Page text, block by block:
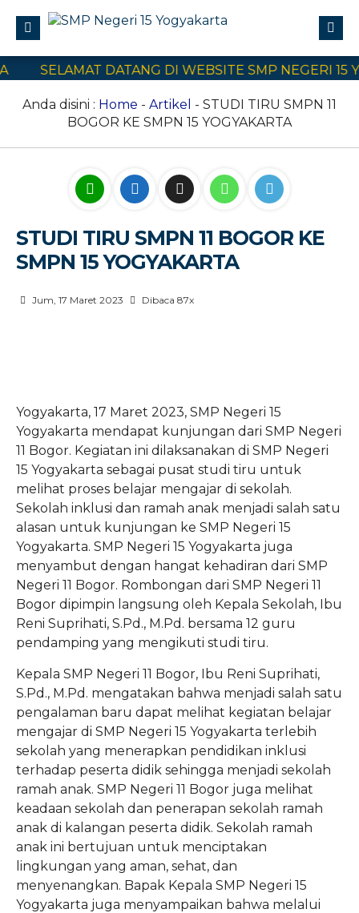
Profile
Civitas Akademika
SELAMAT DATANG DI WEBSITE SMP NEGERI 15
Anda disini : Home - Artikel - STUDI TIRU SMPN 11
BOGOR KE SMPN 15 YOGYAKARTA
STUDI TIRU SMPN 11 BOGOR KE
SMPN 15 YOGYAKARTA
Jum, 17 Maret 2023 Dibaca 87x
Yogyakarta, 17 Maret 2023, SMP Negeri 15
Yogyakarta mendapat kunjungan dari SMP Negeri
11 Bogor. Kegiatan ini dilaksanakan di SMP Negeri
15 Yogyakarta sebagai pusat studi tiru untuk
melihat proses belajar mengajar di sekolah.
Sekolah inklusi dan ramah anak menjadi salah satu
alasan untuk kunjungan ke SMP Negeri 15
Yogyakarta. SMP Negeri 15 Yogyakarta juga
menyambut dengan hangat kehadiran dari SMP
Negeri 11 Bogor. Rombongan dari SMP Negeri 11
Bogor dipimpin langsung oleh Kepala Sekolah, Ibu
Reni Suprihati, S.Pd., M.Pd. bersama 12 guru
pendamping yang mengikuti studi tiru.
Kepala SMP Negeri 11 Bogor, Ibu Reni Suprihati,
S.Pd., M.Pd. mengatakan bahwa menjadi salah satu
pengalaman baru dapat melihat kegiatan belajar
mengajar di SMP Negeri 15 Yogyakarta terlebih
sekolah yang menerapkan pendidikan inklusi
terhadap peserta didik sehingga menjadi sekolah
ramah anak. SMP Negeri 11 Bogor juga melihat
keadaan sekolah dan penerapan sekolah ramah
anak di kalangan peserta didik. Sekolah ramah
anak ini bertujuan untuk menciptakan
lingkungan yang aman, sehat, dan
menyenangkan. Bapak Kepala SMP Negeri 15
Yogyakarta juga menyampaikan bahwa melalui